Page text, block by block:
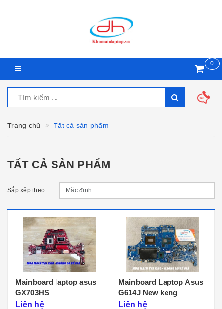
0
Trang chủ Tất cả sản phẩm
TẤT CẢ SẢN PHẨM
Sắp xếp theo:
Mainboard laptop asus
GX703HS
Liên hệ
Mainboard Laptop Asus
G614J New keng
Liên hệ